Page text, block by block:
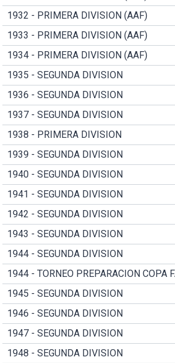
1932 - PRIMERA DIVISION (AAF)
1933 - PRIMERA DIVISION (AAF)
1934 - PRIMERA DIVISION (AAF)
1935 - SEGUNDA DIVISION
1936 - SEGUNDA DIVISION
1937 - SEGUNDA DIVISION
1938 - PRIMERA DIVISION
1939 - SEGUNDA DIVISION
1940 - SEGUNDA DIVISION
1941 - SEGUNDA DIVISION
1942 - SEGUNDA DIVISION
1943 - SEGUNDA DIVISION
1944 - SEGUNDA DIVISION
1944 - TORNEO PREPARACION COPA
1945 - SEGUNDA DIVISION
1946 - SEGUNDA DIVISION
1947 - SEGUNDA DIVISION
1948 - SEGUNDA DIVISION